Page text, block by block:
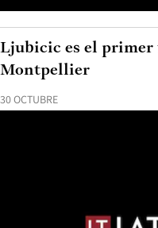
30 OCTUBRE
Ljubicic es el primer
Montpellier